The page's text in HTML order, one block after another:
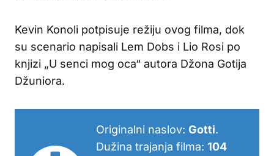
Kevin Konoli potpisuje režiju ovog filma, dok
su scenario napisali Lem Dobs i Lio Rosi po
knjizi „U senci mog oca“ autora Džona Gotija
Džuniora.
Originalni naslov: Gotti.
Dužina trajanja filma: 104